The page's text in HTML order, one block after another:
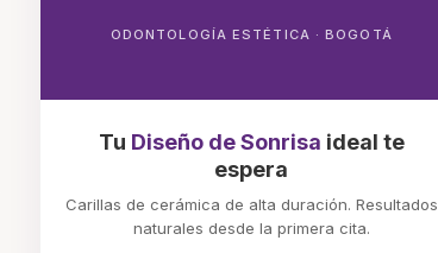
ODONTOLOGÍA ESTÉTICA · BOGOTÁ
Tu Diseño de Sonrisa ideal te
espera
Carillas de cerámica de alta duración. Resultados
naturales desde la primera cita.